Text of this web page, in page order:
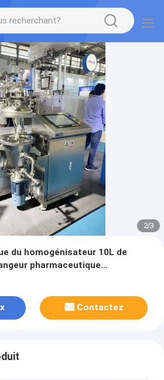
2/3
du homogénisateur 10L de
pharmaceutique
Contactez